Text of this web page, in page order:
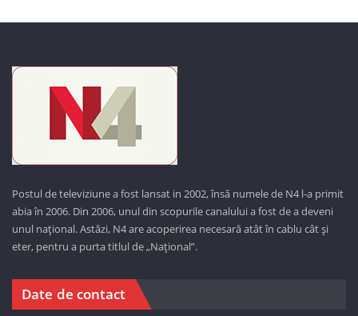
Postul de televiziune a fost lansat in 2002, însă numele de N4 l-a primit
abia în 2006. Din 2006, unul din scopurile canalului a fost de a deveni
unul național. Astăzi, N4 are acoperirea necesară atât în cablu cât și
eter, pentru a purta titlul de „Național”.
Date de contact